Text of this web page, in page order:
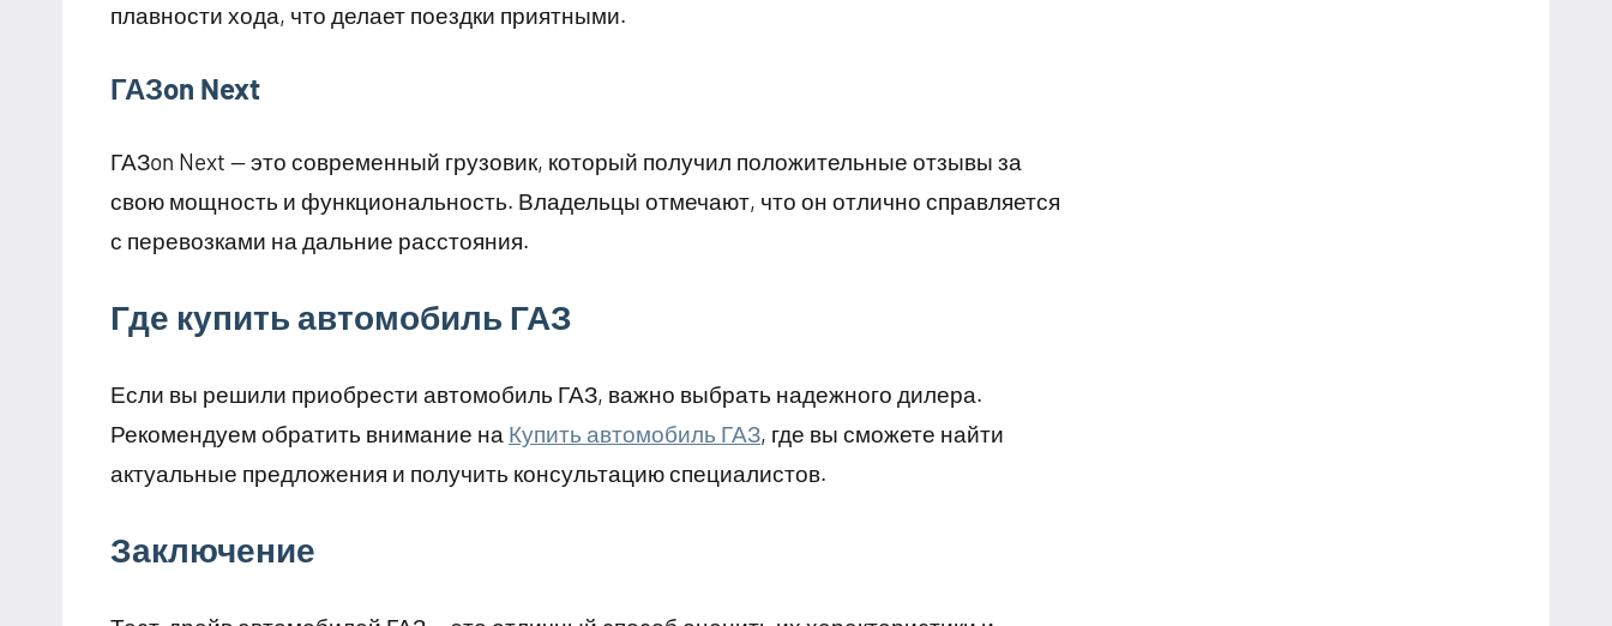
плавности хода, что делает поездки приятными.
ГАЗon Next
ГАЗon Next — это современный грузовик, который получил положительные отзывы за
свою мощность и функциональность. Владельцы отмечают, что он отлично справляется
с перевозками на дальние расстояния.
Где купить автомобиль ГАЗ
Если вы решили приобрести автомобиль ГАЗ, важно выбрать надежного дилера.
Рекомендуем обратить внимание на Купить автомобиль ГАЗ, где вы сможете найти
актуальные предложения и получить консультацию специалистов.
Заключение